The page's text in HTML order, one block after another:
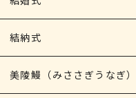
結納式
美陵鰻（みささぎうなぎ）